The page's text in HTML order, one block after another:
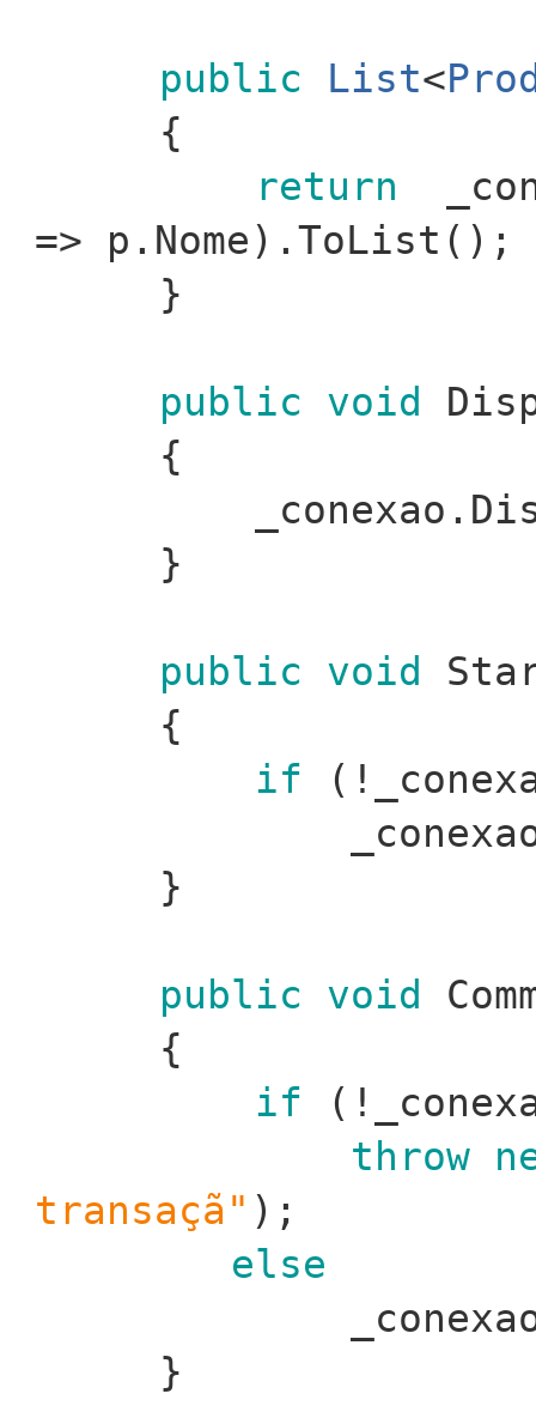
public List<
{
return
=> p.Nome).ToList();
}
public void
{
}
public void
{
if
}
public void
{
if
throw
transaçã" );
else
}